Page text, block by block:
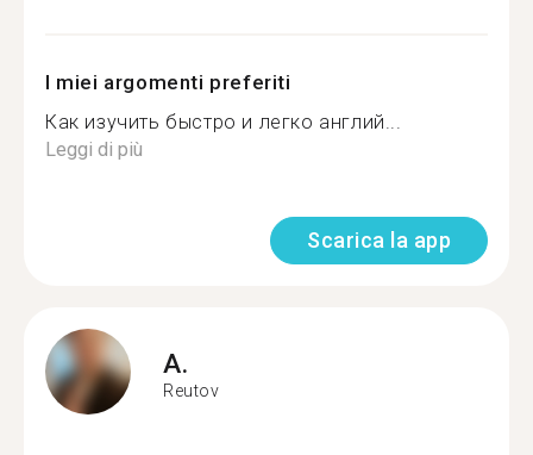
I miei argomenti preferiti
Как изучить быстро и легко англий...
Leggi di più
Scarica la app
A.
Reutov